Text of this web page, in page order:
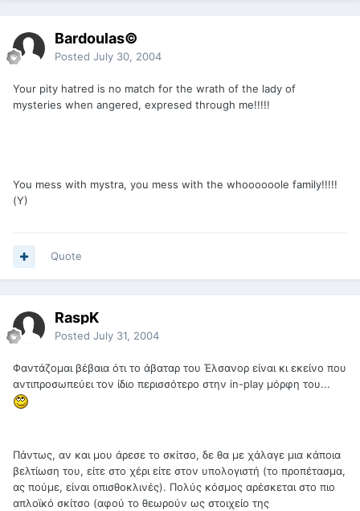
Bardoulas©
Posted July 30, 2004
Your pity hatred is no match for the wrath of the lady of
mysteries when angered, expresed through me!!!!!
You mess with mystra, you mess with the whoooooole family!!!!!
(Y)
Quote
RaspK
Posted July 31, 2004
Φαντάζομαι βέβαια ότι το άβαταρ του Έλσανορ είναι κι εκείνο που
αντιπροσωπεύει τον ίδιο περισσότερο στην in-play μόρφη του...
Πάντως, αν και μου άρεσε το σκίτσο, δε θα με χάλαγε μια κάποια
βελτίωση του, είτε στο χέρι είτε στον υπολογιστή (το προπέτασμα,
ας πούμε, είναι οπισθοκλινές). Πολύς κόσμος αρέσκεται στο πιο
απλοϊκό σκίτσο (αφού το θεωρούν ως στοιχείο της